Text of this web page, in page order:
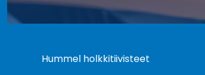
Hummel holkkitiivisteet